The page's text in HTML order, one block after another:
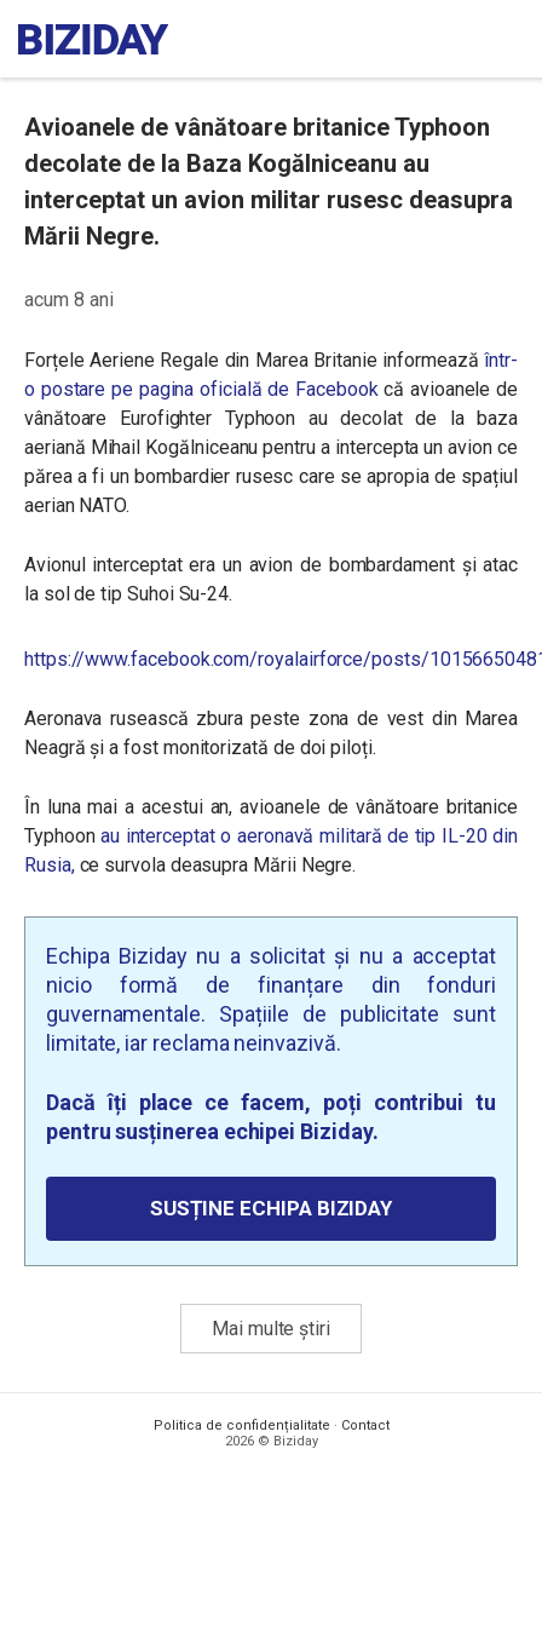
Avioanele de vânătoare britanice Typhoon
decolate de la Baza Kogălniceanu au
interceptat un avion militar rusesc deasupra
Mării Negre.
acum 8 ani
Forțele Aeriene Regale din Marea Britanie informează într-
o postare pe pagina oficială de Facebookcă avioanele de
vânătoare Eurofighter Typhoon au decolat de la baza
aeriană Mihail Kogălniceanu pentru a intercepta un avion ce
părea a fi un bombardier rusesc care se apropia de spațiul
aerian NATO.
Avionul interceptat era un avion de bombardament și atac
la sol de tip Suhoi Su-24.
https://www.facebook.com/royalairforce/posts/
Aeronava rusească zbura peste zona de vest din Marea
Neagră și a fost monitorizată de doi piloți.
În luna mai a acestui an, avioanele de vânătoare britanice
Typhoonau interceptat o aeronavă militară de tip IL-20 din
Rusia,ce survola deasupra Mării Negre.
Echipa Biziday nu a solicitat și nu a acceptat
nicio formă de finanțare din fonduri
guvernamentale. Spațiile de publicitate sunt
limitate, iar reclama neinvazivă.
Dacă îți place ce facem, poți contribui tu
pentru susținerea echipei Biziday.
SUSȚINE ECHIPA BIZIDAY
Mai multe știri
Politica de confidențialitate · Contact
2026 © Biziday